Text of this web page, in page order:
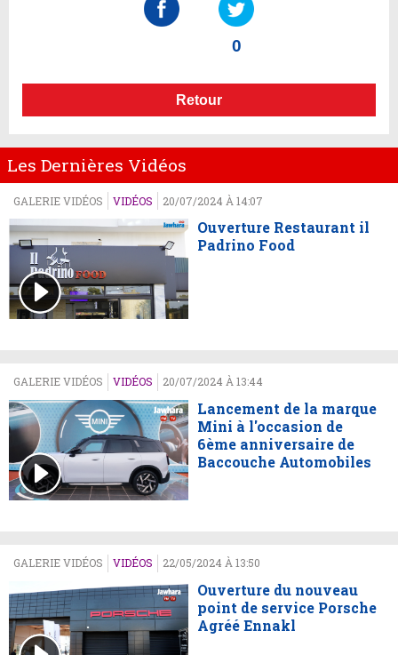
0
Retour
Les Dernières Vidéos
GALERIE VIDÉOS VIDÉOS 20/07/2024 À 14:07
Ouverture Restaurant il
Padrino Food
GALERIE VIDÉOS VIDÉOS 20/07/2024 À 13:44
Lancement de la marque
Mini à l'occasion de
6ème anniversaire de
Baccouche Automobiles
GALERIE VIDÉOS VIDÉOS 22/05/2024 À 13:50
Ouverture du nouveau
point de service Porsche
Agréé Ennakl